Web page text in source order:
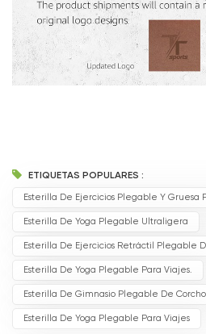
ETIQUETAS POPULARES :
Esterilla De Ejercicios Plegable Y Gruesa
Esterilla De Yoga Plegable Ultraligera
Esterilla De Ejercicios Retráctil Plegable
Esterilla De Yoga Plegable Para Viajes.
Esterilla De Gimnasio Plegable De Corcho
Esterilla De Yoga Plegable Para Viajes